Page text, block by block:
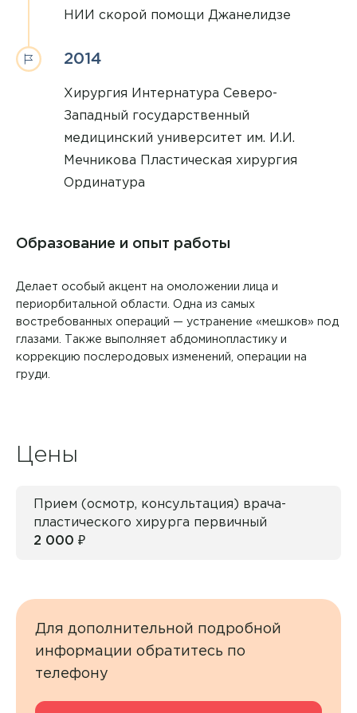
НИИ скорой помощи Джанелидзе
2014
Хирургия Интернатура Северо-
Западный государственный
медицинский университет им. И.И.
Мечникова Пластическая хирургия
Ординатура
Образование и опыт работы
Делает особый акцент на омоложении лица и
периорбитальной области. Одна из самых
востребованных операций — устранение «мешков» под
глазами. Также выполняет абдоминопластику и
коррекцию послеродовых изменений, операции на
груди.
Цены
Прием (осмотр, консультация) врача-
пластического хирурга первичный
2 000 ₽
Для дополнительной подробной
информации обратитесь по
телефону